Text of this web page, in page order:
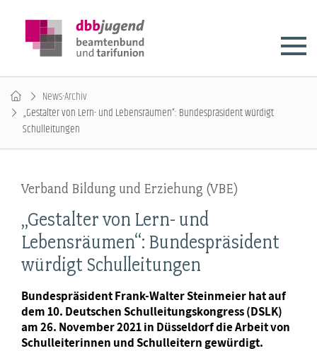
News-Archiv
„Gestalter von Lern- und Lebensräumen“: Bundespräsident würdigt
Schulleitungen
Verband Bildung und Erziehung (VBE)
„Gestalter von Lern- und
Lebensräumen“: Bundespräsident
würdigt Schulleitungen
Bundespräsident Frank-Walter Steinmeier hat auf
dem 10. Deutschen Schulleitungskongress (DSLK)
am 26. November 2021 in Düsseldorf die Arbeit von
Schulleiterinnen und Schulleitern gewürdigt.